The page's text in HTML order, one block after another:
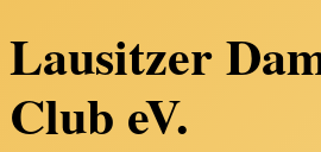
Lausitzer
Club eV.